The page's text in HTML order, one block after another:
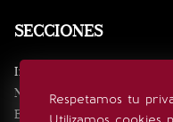
Respetamos tu
SECCIONES
Inicio
Noticias
Eventos